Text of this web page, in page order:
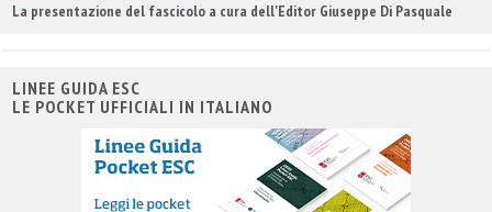
La presentazione del fascicolo a cura dell'Editor Giuseppe Di Pasquale
LINEE GUIDA ESC
LE POCKET UFFICIALI IN ITALIANO